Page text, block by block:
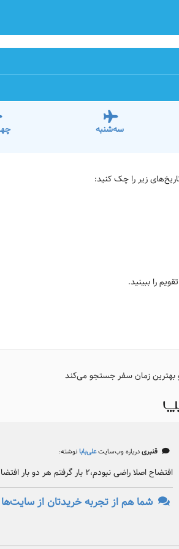
سه‌شنبه
را ببینید.
و بهترین زمان سفر جستجو می‌کند
قنبریدرباره وب‌سایتعلی‌بابانوشته:
افتضاح اصلا راضی نبودم،۲ بار گرفتم هر دو بار افتضاح
شما هم از تجربه خریدتان از